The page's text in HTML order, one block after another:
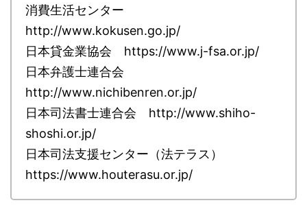
消費生活センター
http://www.kokusen.go.jp/
日本貸金業協会 https://www.j-fsa.or.jp/
日本弁護士連合会
http://www.nichibenren.or.jp/
日本司法書士連合会 http://www.shiho-
shoshi.or.jp/
日本司法支援センター（法テラス）
https://www.houterasu.or.jp/